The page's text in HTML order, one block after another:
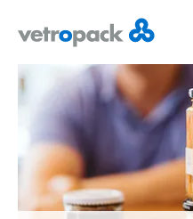
Startseite
Inhalt
Kontakt